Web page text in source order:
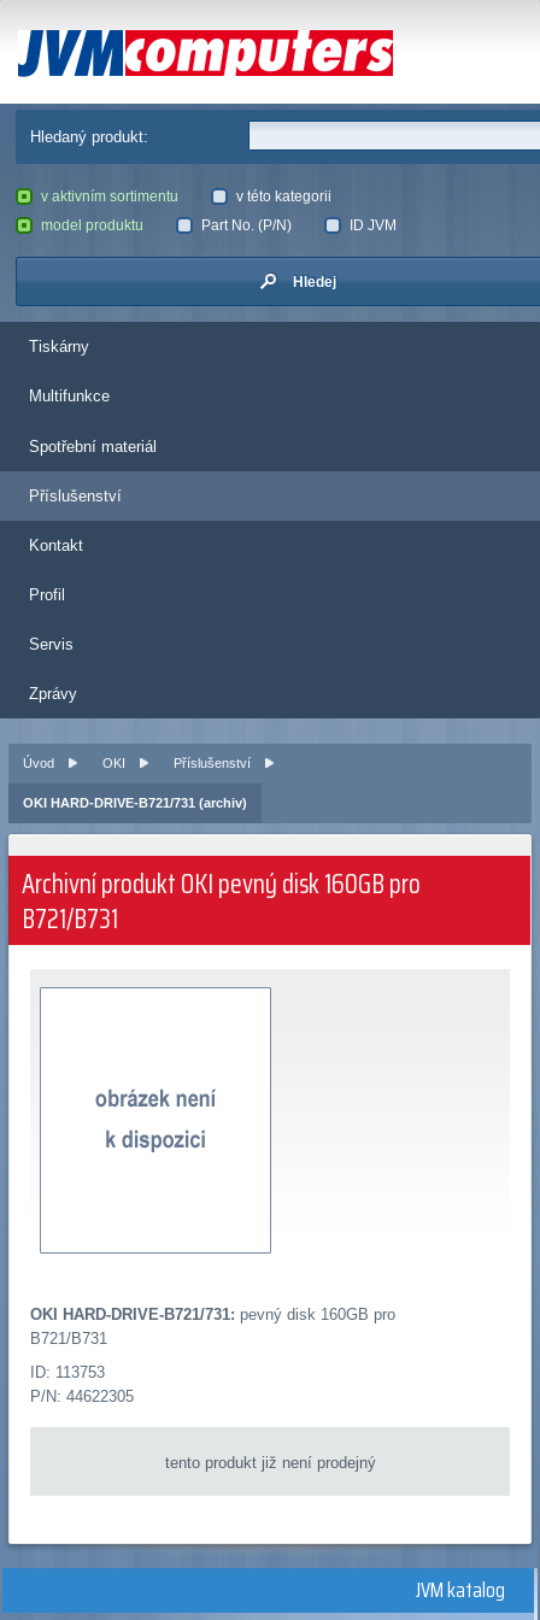
JVM Computers
Hledaný produkt:
v aktivním sortimentu
v této kategorii
model produktu
Part No. (P/N) ID JVM
Hledej
Tiskárny
Multifunkce
Spotřební materiál
Příslušenství
Kontakt
Profil
Servis
Zprávy
Úvod OKI Příslušenství
OKI HARD-DRIVE-B721/731 (archiv)
Archivní produkt OKI pevný disk 160GB pro
B721/B731
OKI HARD-DRIVE-B721/731: pevný disk 160GB pro
B721/B731
ID: 113753
P/N: 44622305
tento produkt již není prodejný
JVM katalog